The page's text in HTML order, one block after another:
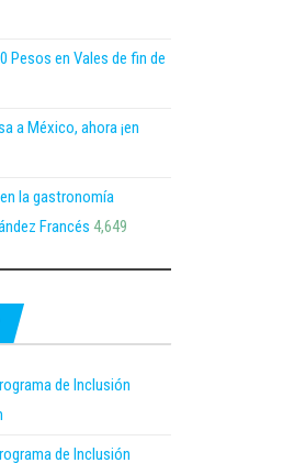
Pesos en Vales de fin de
a México, ahora ¡en
la gastronomía
Francés 4,649
de Inclusión
de Inclusión